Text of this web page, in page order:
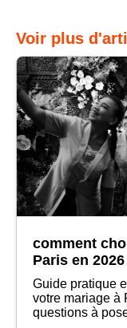
Voir plus
comment
Paris en
Guide pratique
votre mariage à
questions à